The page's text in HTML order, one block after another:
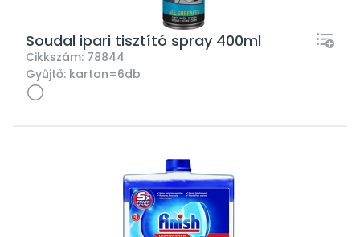
Soudal ipari tisztító spray 400ml
Cikkszám: 78844
Gyűjtő: karton=6db